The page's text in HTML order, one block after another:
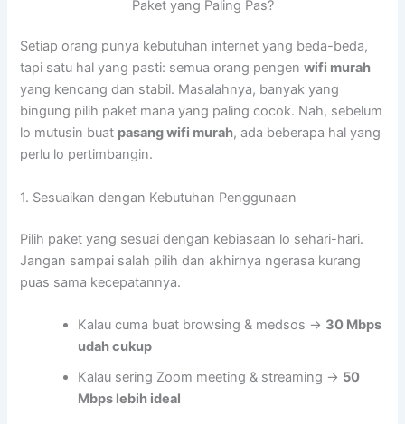
Paket yang Paling Pas?
Setiap orang punya kebutuhan internet yang beda-beda,
tapi satu hal yang pasti: semua orang pengenwifi murah
yang kencang dan stabil. Masalahnya, banyak yang
bingung pilih paket mana yang paling cocok. Nah, sebelum
lo mutusin buat pasang wifi murah, ada beberapa hal yang
perlu lo pertimbangin.
1. Sesuaikan dengan Kebutuhan Penggunaan
Pilih paket yang sesuai dengan kebiasaan lo sehari-hari.
Jangan sampai salah pilih dan akhirnya ngerasa kurang
puas sama kecepatannya.
Kalau cuma buat browsing & medsos → 30 Mbps
udah cukup
Kalau sering Zoom meeting & streaming → 50
Mbps lebih ideal